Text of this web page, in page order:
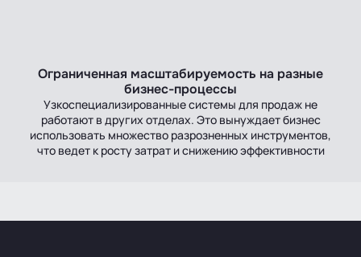
Ограниченная масштабируемость на разные
бизнес-процессы
Узкоспециализированные системы для продаж не
работают в других отделах. Это вынуждает бизнес
использовать множество разрозненных инструментов,
что ведет к росту затрат и снижению эффективности